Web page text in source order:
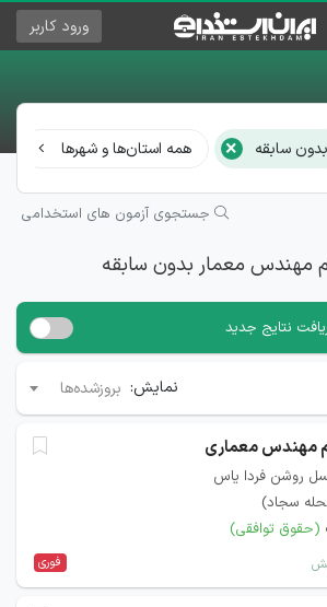
ورود کاربر
بدون سابقه × همه استان‌ها و شهرها
جستجوی آزمون های استخدامی
مهندس معمار بدون سابقه
نتایج جدید
نمایش: بروزشده‌ها
مهندس معماری
روشن فردا یاس
سجاد)
(حقوق توافقی)
فوری